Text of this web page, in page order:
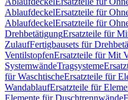
AblaufdeckelErsatzteile für
AblaufdeckelErsatzteile für
DrehbetätigungErsatzteile für
ZulaufFertigbausets für
VentilstopfenErsatzteile für Mit
SystemwändeTragsysteme
für WaschtischeErsatzteile für
WandablaufErsatzteile für
Elemente für Duschtrennwände